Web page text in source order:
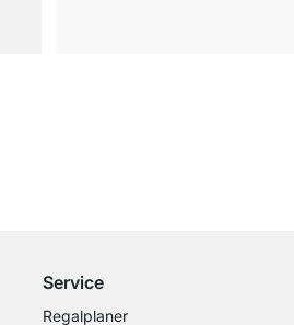
Service
Regalplaner